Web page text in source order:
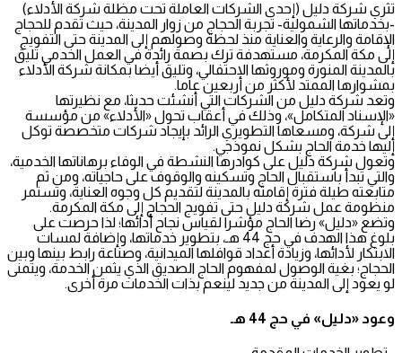
دليل (إحدى الشركات العاملة تحت مظلة شركة الأدلاء)
الشمولية- تجربة الحجاج من زوار المدينة، حيث تقدم للحجاج
والرعاية والعناية منذ لحظة وصولهم إلى المدينة حتى التفويج
المكرمة، مستهدفة ترك بصمة رائدة في العمل الخدمي تليق
المنورة وموروثها الاحتفالي، وتليق أيضا بمكانة شركة الأدلاء
الممتد لأكثر من أربعين عاما.
دليل من الشركات التي أنشئت حديثا، مع نظيرتها
المتكامل»، وذلك في أعقاب تحول «الأدلاء» من مؤسسة
ومسعاها التطويري الرائد بإيجاد شركات متخصصة توكل
الحاج بشكل نموذجي.
دليل على كوادرها النشطة في الوفاء برهاناتها الخدمية،
باستقبال الحاج وتسكينه والوقوف على حاجياته، ومن ثم
طيلة فترة إقامته بالمدينة لتقديم كل وجوه العناية، وتستمر
شركة دليل حتى تفويج الحجاج إلى مكة المكرمة.
رضا الحاج مؤشرا لقياس نجاح أدائها؛ لذا حرصت على
بلوغ هذا الهدف في حج 44 هـ، بتطوير خدماتها، وإضافة لمسات
لأدائها، وزيادة أعداد قوافلها الميدانية، وصناعة رابط بينها وبين
بغية الوصول لمفهوم الحاج الصديق الذي يثمن الخدمة، ويتمنى
المدينة من جديد لينعم بذات الخدمات مرة أخرى.
في حج 44 هـ